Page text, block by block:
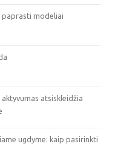
paprasti modeliai
atsiskleidžia
ugdyme: kaip pasirinkti